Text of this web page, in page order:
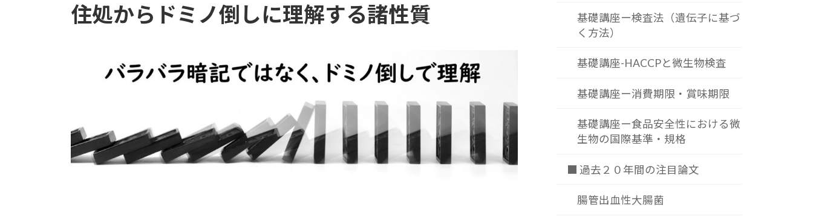
住処からドミノ倒しに理解する諸性質
基礎講座ー検査法（遺伝子に基づ
く方法）
基礎講座-HACCPと微生物検査
基礎講座ー消費期限・賞味期限
基礎講座ー食品安全性における微
生物の国際基準・規格
■ 過去２０年間の注目論文
腸管出血性大腸菌